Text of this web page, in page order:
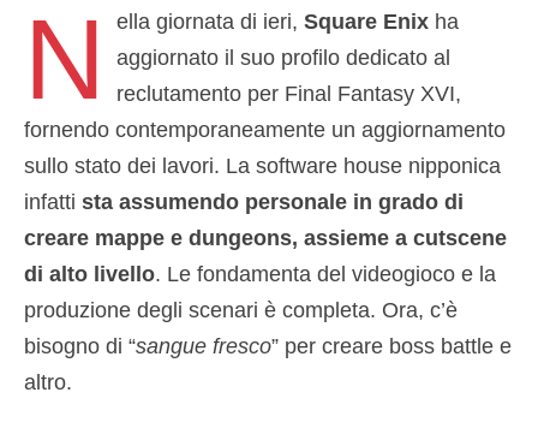
N ella giornata di ieri,Square Enix ha
aggiornato il suo profilo dedicato al
reclutamento per Final Fantasy XVI,
fornendo contemporaneamente un aggiornamento
sullo stato dei lavori. La software house nipponica
infatti sta assumendo personale in grado di
creare mappe e dungeons, assieme a cutscene
di alto livello. Le fondamenta del videogioco e la
produzione degli scenari è completa. Ora, c’è
bisogno di “sangue fresco” per creare boss battle e
altro.